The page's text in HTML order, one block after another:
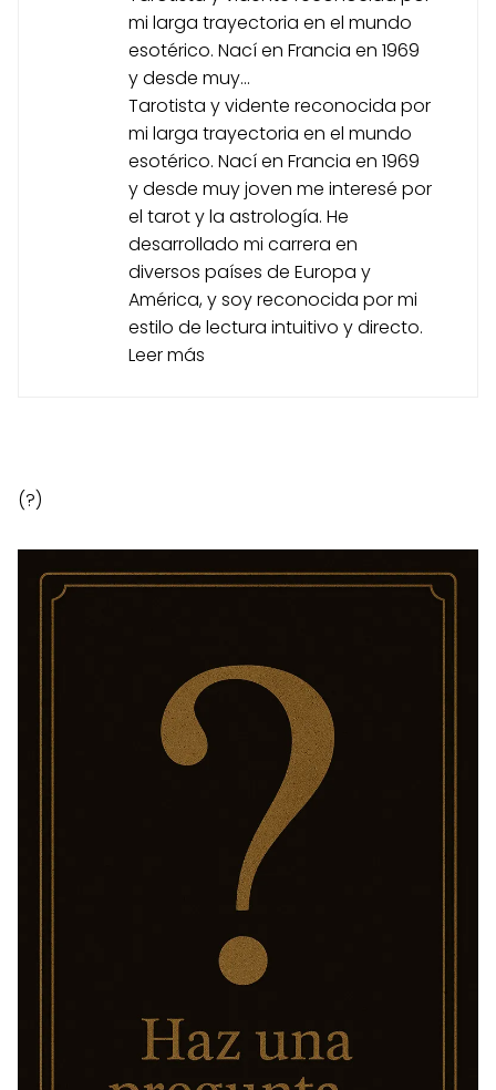
mi larga trayectoria en el mundo
esotérico. Nací en Francia en 1969
y desde muy...
Tarotista y vidente reconocida por
mi larga trayectoria en el mundo
esotérico. Nací en Francia en 1969
y desde muy joven me interesé por
el tarot y la astrología. He
desarrollado mi carrera en
diversos países de Europa y
América, y soy reconocida por mi
estilo de lectura intuitivo y directo.
Leer más
(?)